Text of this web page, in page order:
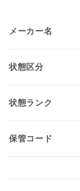
メーカー名
状態区分
状態ランク
保管コード